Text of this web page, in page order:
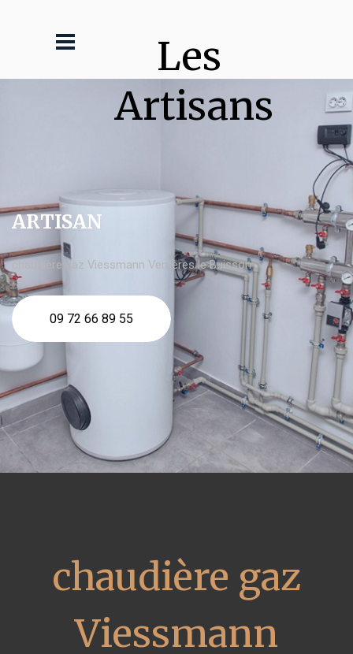
Les
Artisans
ARTISAN
chaudière gaz Viessmann Verrières le Buisson
09 72 66 89 55
chaudière gaz
Viessmann